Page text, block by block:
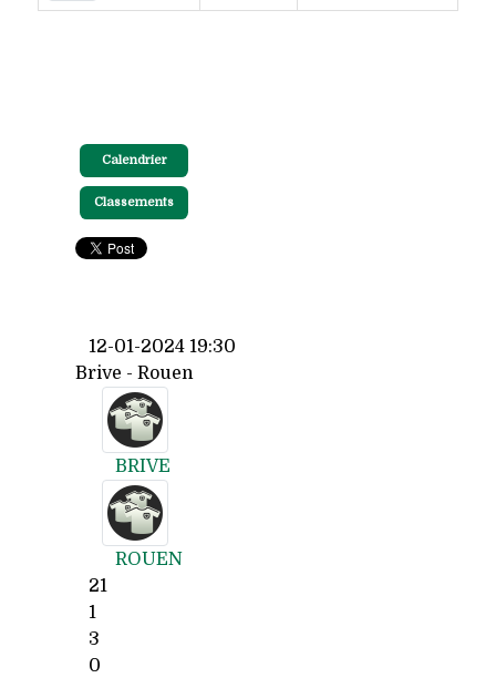
Calendrier
Classements
12-01-2024 19:30
Brive - Rouen
BRIVE
ROUEN
21
1
3
0